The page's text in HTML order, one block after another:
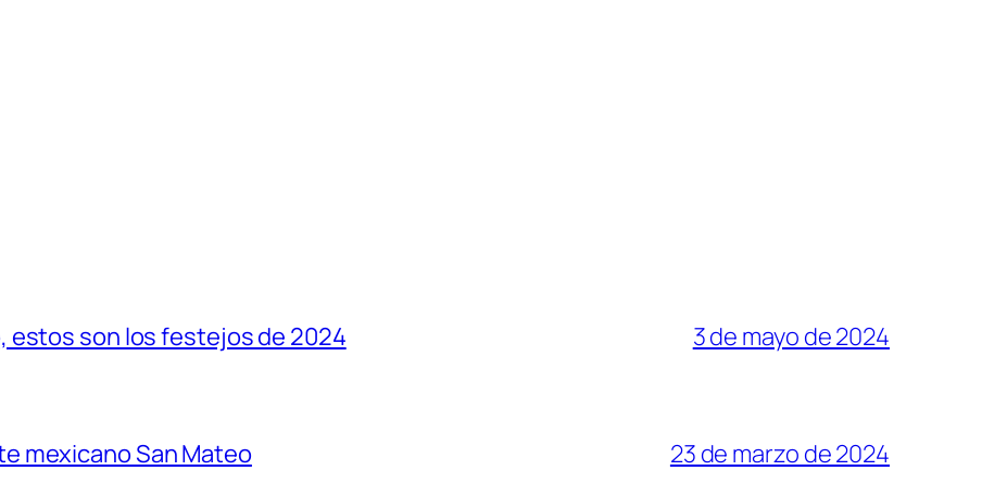
estos son los festejos de 2024 3 de mayo de 2024
mexicano San Mateo 23 de marzo de 2024